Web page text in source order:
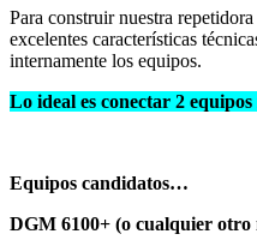
Para construir nuestra repetidora
excelentes características
internamente los equipos.
Lo ideal es conectar 2
Equipos candidatos…
DGM 6100+ (o cualquier otro